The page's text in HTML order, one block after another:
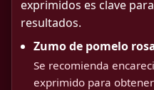
exprimidos es clave
resultados.
Zumo de pomelo
Se recomienda
exprimido para